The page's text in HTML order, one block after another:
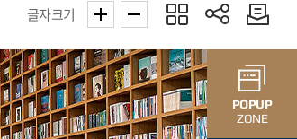
글자크기
POPUP
ZONE